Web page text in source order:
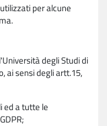
per alcune
degli Studi di
ai sensi degli artt.15,
ed a tutte le